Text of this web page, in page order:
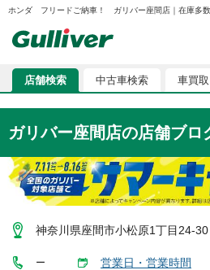
ホンダ フリードご納車！ ガリバー座間店｜在庫多
店舗検索 中古車検索 車買取
ガリバー座間店の店舗ブロ
神奈川県座間市小松原1丁目24-30
ー 営業日・営業時間